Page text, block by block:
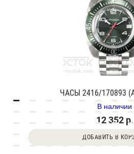
ЧАСЫ 2416/170893
В наличии
12 352 р.
ДОБАВИТЬ В